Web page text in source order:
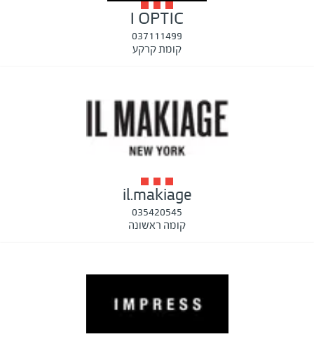
I OPTIC
037111499
קומת קרקע
il.makiage
035420545
קומה ראשונה